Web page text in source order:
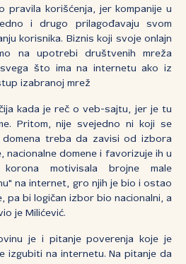
pravila korišćenja, jer kompanije u
i drugo prilagođavaju svom
korisnika. Biznis koji svoje onlajn
na upotrebi društvenih mreža
što ima na internetu ako iz
izabranoj mrež
kada je reč o veb-sajtu, jer je tu
Pritom, nije svejedno ni koji se
treba da zavisi od izbora
nacionalne domene i favorizuje ih u
motivisala brojne male
na internet, gro njih je bio i ostao
pa bi logičan izbor bio nacionalni, a
je Milićević.
je i pitanje poverenja koje je
izgubiti na internetu. Na pitanje da